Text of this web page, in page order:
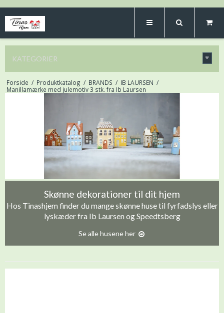
KATEGORIER
Forside / Produktkatalog / BRANDS / IB LAURSEN /
Manillamærke med julemotiv 3 stk. fra Ib Laursen
Skønne dekorationer til dit hjem
Hos Tinashjem finder du mange skønne huse til fyrfadslys eller
lyskæder fra Ib Laursen og Speedtsberg
Se alle husene her